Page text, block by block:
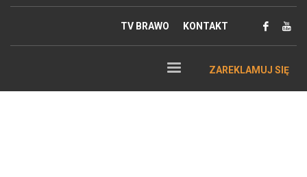
TV BRAWO KONTAKT
ZAREKLAMUJ SIĘ